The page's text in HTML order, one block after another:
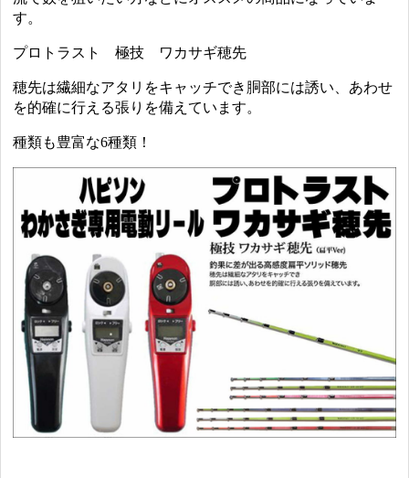
す。
プロトラスト 極技 ワカサギ穂先
穂先は繊細なアタリをキャッチでき胴部には誘い、あわせ
を的確に行える張りを備えています。
種類も豊富な6種類！